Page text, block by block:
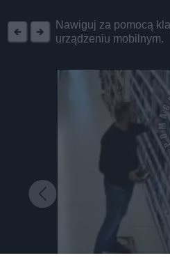
Nawiguj za pomocą
urządzeniu mobilnym.